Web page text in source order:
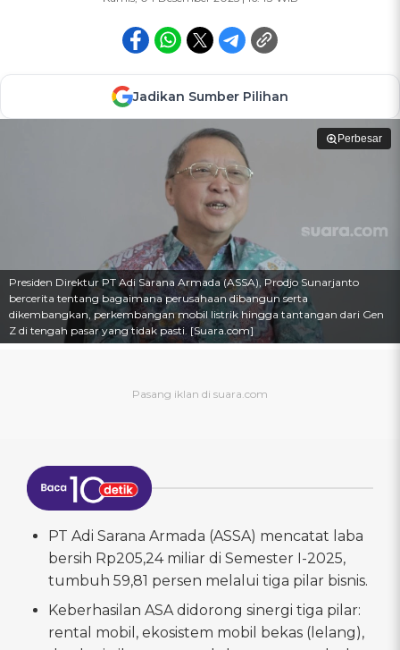
Jadikan Sumber Pilihan
Perbesar
Presiden Direktur PT Adi Sarana Armada (ASSA), Prodjo Sunarjanto
bercerita tentang bagaimana perusahaan dibangun serta
dikembangkan, perkembangan mobil listrik hingga tantangan dari Gen
Z di tengah pasar yang tidak pasti. [Suara.com]
PT Adi Sarana Armada (ASSA) mencatat laba
bersih Rp205,24 miliar di Semester I-2025,
tumbuh 59,81 persen melalui tiga pilar bisnis.
Keberhasilan ASA didorong sinergi tiga pilar:
rental mobil, ekosistem mobil bekas (lelang),